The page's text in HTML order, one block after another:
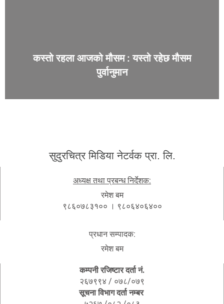
कस्तो रहला आजको मौसम : यस्तो रहेछ मौसम
पुर्वानुमान
सुदुरचित्र मिडिया नेटर्वक प्रा. लि.
अध्यक्ष तथा प्रबन्ध निर्देशक:
रमेश बम
९८६०७८३१०० । ९८०६४०६४००
प्रधान सम्पादक:
रमेश बम
कम्पनी रजिष्टार दर्ता नं.
२६७९९४ / ०७८/०७९
सूचना विभाग दर्ता नम्बर